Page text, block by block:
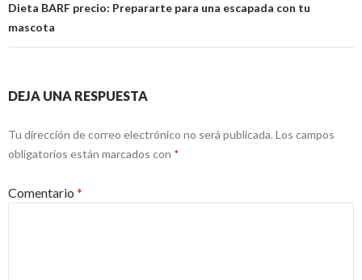
Dieta BARF precio: Prepararte para una escapada con tu
mascota
DEJA UNA RESPUESTA
Tu dirección de correo electrónico no será publicada. Los campos
obligatorios están marcados con *
Comentario *